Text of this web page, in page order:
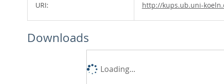
URI: http://kups.ub.uni-
Downloads
Loading...